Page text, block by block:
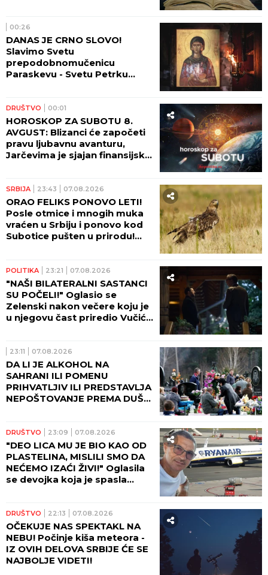
00:26
DANAS JE CRNO SLOVO!
Slavimo Svetu
prepodobnomučenicu
Paraskevu - Svetu Petrku
DRUŠTVO 00:01
HOROSKOP ZA SUBOTU 8.
AVGUST: Blizanci će započeti
pravu ljubavnu avanturu,
Jarčevima je sjajan finansijski
SRBIJA 23:43 07.08.2026
ORAO FELIKS PONOVO LETI!
Posle otmice i mnogih muka
vraćen u Srbiju i ponovo kod
Subotice pušten u prirodu!
POLITIKA 23:21 07.08.2026
"NAŠI BILATERALNI SASTANCI
SU POČELI!" Oglasio se
Zelenski nakon večere koju je
u njegovu čast priredio Vučić!
23:11 07.08.2026
DA LI JE ALKOHOL NA
SAHRANI ILI POMENU
PRIHVATLJIV ILI PREDSTAVLJA
NEPOŠTOVANJE PREMA DUŠI
DRUŠTVO 23:09 07.08.2026
"DEO LICA MU JE BIO KAO OD
PLASTELINA, MISLILI SMO DA
NEĆEMO IZAĆI ŽIVI!" Oglasila
se devojka koja je spasla
DRUŠTVO 22:13 07.08.2026
OČEKUJE NAS SPEKTAKL NA
NEBU! Počinje kiša meteora -
IZ OVIH DELOVA SRBIJE ĆE SE
NAJBOLJE VIDETI!